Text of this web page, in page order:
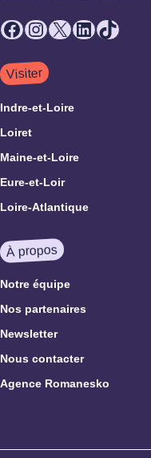
Facebook
Instagram
X LinkedIn
TikTok
Visiter
Indre-et-Loire
Loiret
Maine-et-Loire
Eure-et-Loir
Loire-Atlantique
À propos
Notre équipe
Nos partenaires
Newsletter
Nous contacter
Agence Romanesko